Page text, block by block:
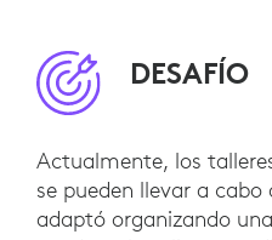
DESAFÍO
Actualmente, los
se pueden llevar a
adaptó organizando